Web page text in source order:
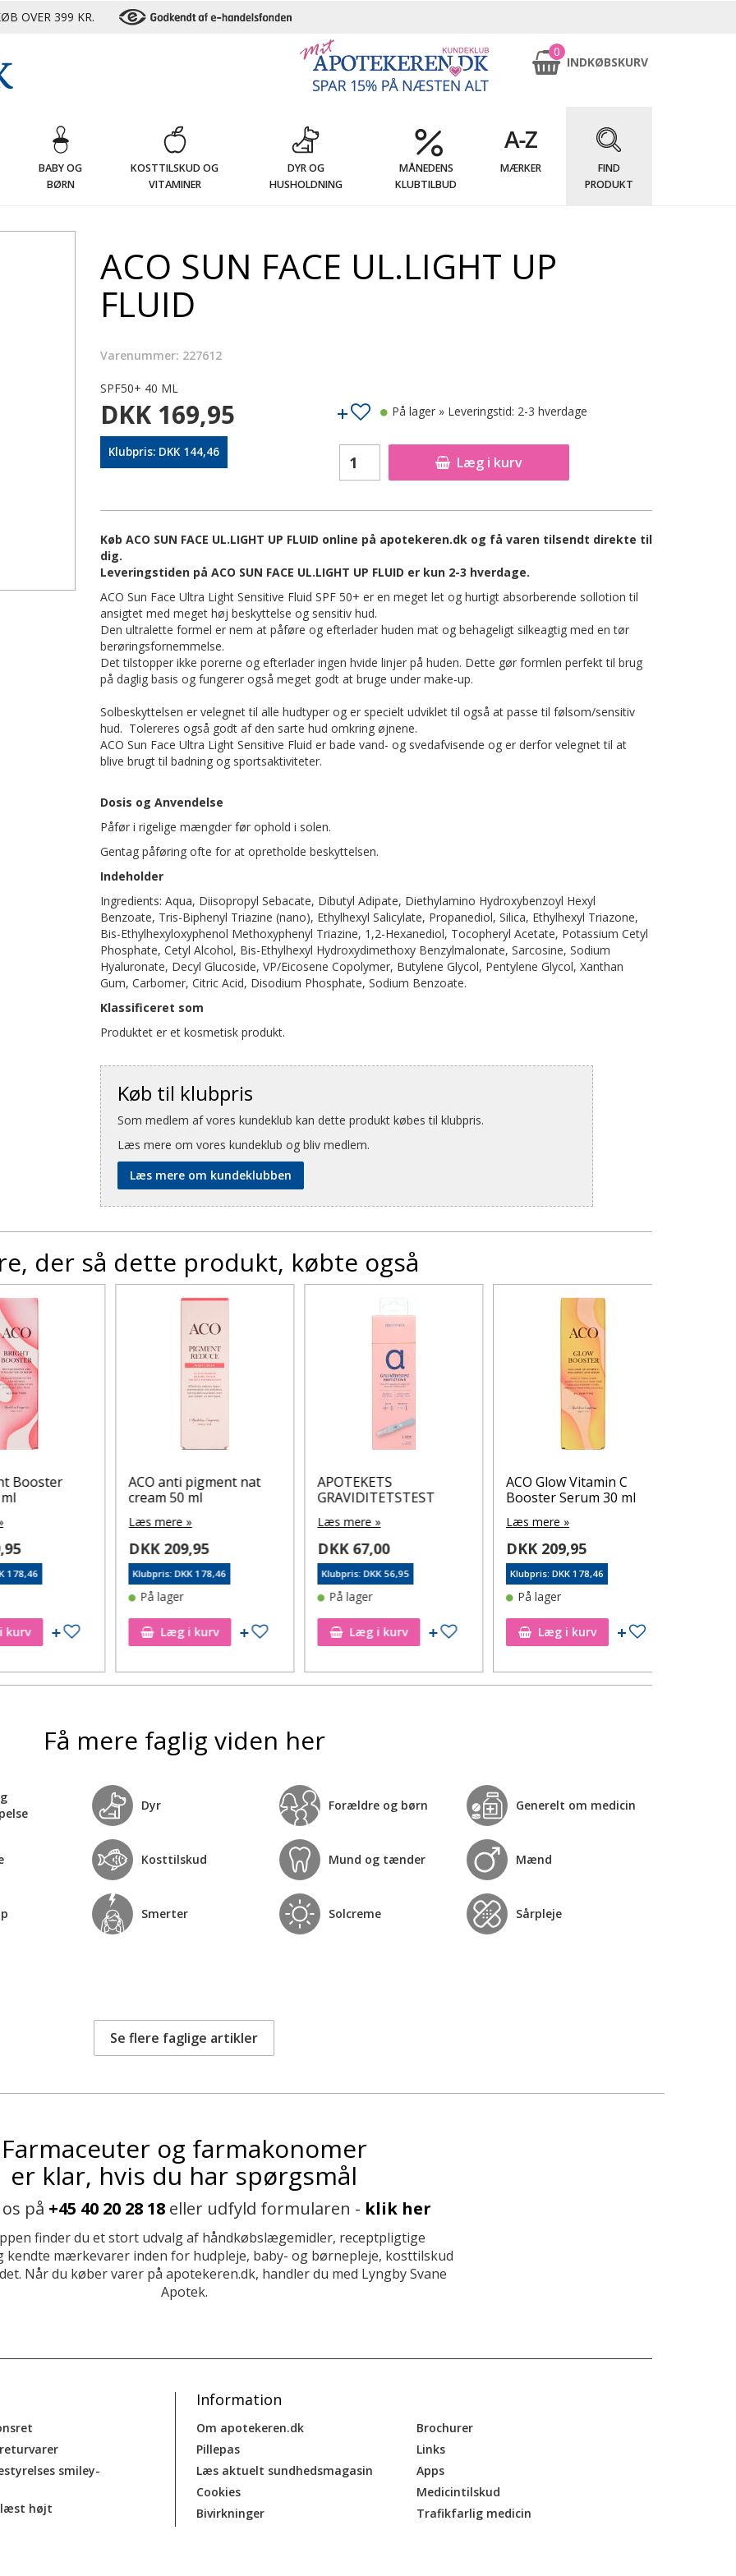
OVER 399 KR.
0
INDKØBSKURV
BABY OG
BØRN
KOSTTILSKUD OG
VITAMINER
DYR OG
HUSHOLDNING
MÅNEDENS
KLUBTILBUD
MÆRKER
FIND
PRODUKT
ACO SUN FACE UL.LIGHT UP
FLUID
Varenummer: 227612
SPF50+ 40 ML
DKK 169,95
Klubpris: DKK 144,46
Læg i kurv
På lager » Leveringstid: 2-3 hverdage
Køb ACO SUN FACE UL.LIGHT UP FLUID online på apotekeren.dk og få varen tilsendt direkte til
dig.
Leveringstiden på ACO SUN FACE UL.LIGHT UP FLUID er kun 2-3 hverdage.
ACO Sun Face Ultra Light Sensitive Fluid SPF 50+ er en meget let og hurtigt absorberende sollotion til
ansigtet med meget høj beskyttelse og sensitiv hud.
Den ultralette formel er nem at påføre og efterlader huden mat og behageligt silkeagtig med en tør
berøringsfornemmelse.
Det tilstopper ikke porerne og efterlader ingen hvide linjer på huden. Dette gør formlen perfekt til brug
på daglig basis og fungerer også meget godt at bruge under make-up.
Solbeskyttelsen er velegnet til alle hudtyper og er specielt udviklet til også at passe til følsom/sensitiv
hud. Tolereres også godt af den sarte hud omkring øjnene.
ACO Sun Face Ultra Light Sensitive Fluid er bade vand- og svedafvisende og er derfor velegnet til at
blive brugt til badning og sportsaktiviteter.
Dosis og Anvendelse
Påfør i rigelige mængder før ophold i solen.
Gentag påføring ofte for at opretholde beskyttelsen.
Indeholder
Ingredients: Aqua, Diisopropyl Sebacate, Dibutyl Adipate, Diethylamino Hydroxybenzoyl Hexyl
Benzoate, Tris-Biphenyl Triazine (nano), Ethylhexyl Salicylate, Propanediol, Silica, Ethylhexyl Triazone,
Bis-Ethylhexyloxyphenol Methoxyphenyl Triazine, 1,2-Hexanediol, Tocopheryl Acetate, Potassium Cetyl
Phosphate, Cetyl Alcohol, Bis-Ethylhexyl Hydroxydimethoxy Benzylmalonate, Sarcosine, Sodium
Hyaluronate, Decyl Glucoside, VP/Eicosene Copolymer, Butylene Glycol, Pentylene Glycol, Xanthan
Gum, Carbomer, Citric Acid, Disodium Phosphate, Sodium Benzoate.
Klassificeret som
Produktet er et kosmetisk produkt.
Køb til klubpris
Som medlem af vores kundeklub kan dette produkt købes til klubpris.
Læs mere om vores kundeklub og bliv medlem.
Læs mere om kundeklubben
der så dette produkt, købte også
Tilføj til ønskeseddel
ACO anti pigment nat
cream 50 ml
Læs mere »
DKK 209,95
Klubpris: DKK 178,46
På lager
Læg i kurv Tilføj til ønskeseddel
APOTEKETS
GRAVIDITETSTEST
Læs mere »
DKK 67,00
Klubpris: DKK 56,95
På lager
Læg i kurv Tilføj til ønskeseddel
ACO Glow Vitamin C
Booster Serum 30 ml
Læs mere »
DKK 209,95
Klubpris: DKK 178,46
På lager
Læg i kurv Tilføj til ønskeseddel
Få mere faglig viden her
Dyr Forældre og børn Generelt om medicin
Kosttilskud Mund og tænder Mænd
Smerter Solcreme Sårpleje
Se flere faglige artikler
Farmaceuter og farmakonomer
er klar, hvis du har spørgsmål
på +45 40 20 28 18 eller udfyld formularen - klik her
finder du et stort udvalg af håndkøbslægemidler, receptpligtige
kendte mærkevarer inden for hudpleje, baby- og børnepleje, kosttilskud
Når du køber varer på apotekeren.dk, handler du med Lyngby Svane
Apotek.
smiley-
læst højt
Information
Om apotekeren.dk
Pillepas
Læs aktuelt sundhedsmagasin
Cookies
Bivirkninger
Brochurer
Links
Apps
Medicintilskud
Trafikfarlig medicin